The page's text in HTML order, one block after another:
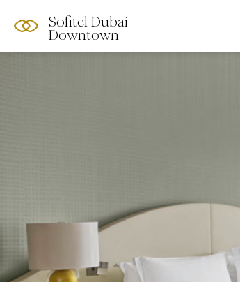
Sofitel Dubai
Downtown